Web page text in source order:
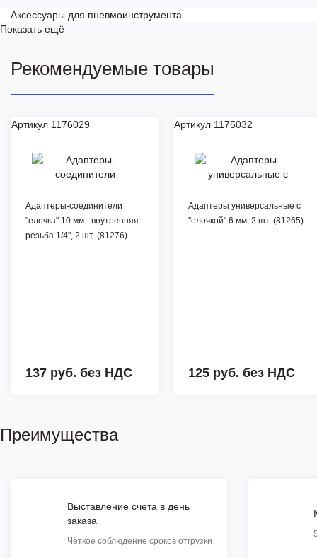
Аксессуары для пневмоинструмента
Показать ещё
Рекомендуемые товары
Артикул 1176029
Адаптеры-соединители
"елочка" 10 мм - внутренняя
резьба 1/4", 2 шт. (81276)
137 руб. без НДС
Артикул 1175032
Адаптеры универсальные с
"елочкой" 6 мм, 2 шт. (81265)
125 руб. без НДС
Преимущества
Выставление счета в день
заказа
Чёткое соблюдение сроков отгрузки